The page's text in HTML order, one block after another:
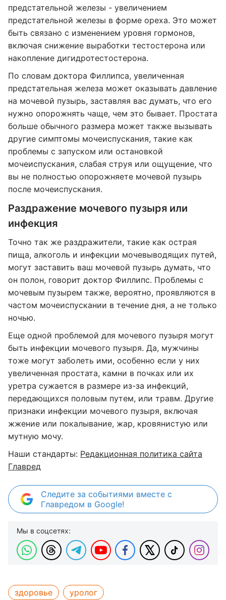
предстательной железы - увеличением
предстательной железы в форме ореха. Это может
быть связано с изменением уровня гормонов,
включая снижение выработки тестостерона или
накопление дигидротестостерона.
По словам доктора Филлипса, увеличенная
предстательная железа может оказывать давление
на мочевой пузырь, заставляя вас думать, что его
нужно опорожнять чаще, чем это бывает. Простата
больше обычного размера может также вызывать
другие симптомы мочеиспускания, такие как
проблемы с запуском или остановкой
мочеиспускания, слабая струя или ощущение, что
вы не полностью опорожняете мочевой пузырь
после мочеиспускания.
Раздражение мочевого пузыря или
инфекция
Точно так же раздражители, такие как острая
пища, алкоголь и инфекции мочевыводящих путей,
могут заставить ваш мочевой пузырь думать, что
он полон, говорит доктор Филлипс. Проблемы с
мочевым пузырем также, вероятно, проявляются в
частом мочеиспускании в течение дня, а не только
ночью.
Еще одной проблемой для мочевого пузыря могут
быть инфекции мочевого пузыря. Да, мужчины
тоже могут заболеть ими, особенно если у них
увеличенная простата, камни в почках или их
уретра сужается в размере из-за инфекций,
передающихся половым путем, или травм. Другие
признаки инфекции мочевого пузыря, включая
жжение или покалывание, жар, кровянистую или
мутную мочу.
Наши стандарты: Редакционная политика сайта
Главред
Следите за событиями вместе с
Главредом в Google!
Мы в соцсетях:
здоровье уролог